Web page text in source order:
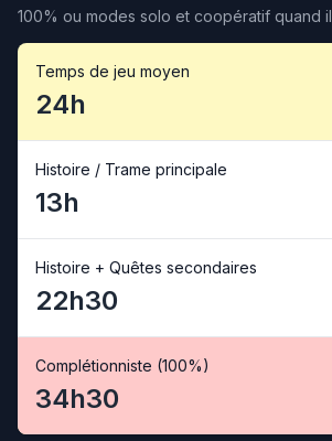
100% ou modes solo et coopératif quand
Temps de jeu moyen
24h
Histoire / Trame principale
13h
Histoire + Quêtes secondaires
22h30
Complétionniste (100%)
34h30